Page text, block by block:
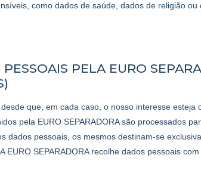
como dados de saúde, dados de religião
PELA EURO
que, em cada caso, o nosso interesse esteja
pela EURO SEPARADORA são processados
dados pessoais, os mesmos destinam-se
SEPARADORA recolhe dados pessoais